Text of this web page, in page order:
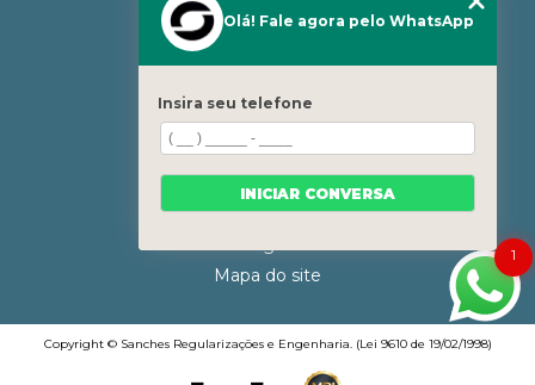
contato@sanchesri.com.br
Quem Somos
Blog
Serviços
Contato
Mapa do site
Copyright © Sanches Regularizações e Engenharia. (Lei 9610 de 19/02/1998)
1
Olá! Fale agora pelo WhatsApp
Insira seu telefone
INICIAR CONVERSA